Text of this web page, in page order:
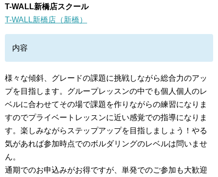
T-WALL新橋店スクール
T-WALL新橋店（新橋）
内容
様々な傾斜、グレードの課題に挑戦しながら総合力のアッ
プを目指します。グループレッスンの中でも個人個人のレ
ベルに合わせてその場で課題を作りながらの練習になりま
すのでプライベートレッスンに近い感覚での指導になりま
す。楽しみながらステップアップを目指しましょう！やる
気があれば参加時点でのボルダリングのレベルは問いませ
ん。
通期でのお申込みがお得ですが、単発でのご参加も大歓迎